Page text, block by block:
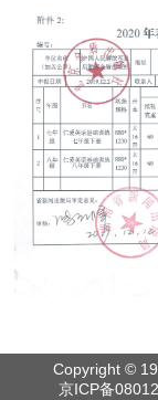
Copyright ©
京ICP备